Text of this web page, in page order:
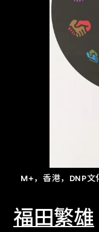
M+，香港，DNP
福田繁雄
关于M+藏品